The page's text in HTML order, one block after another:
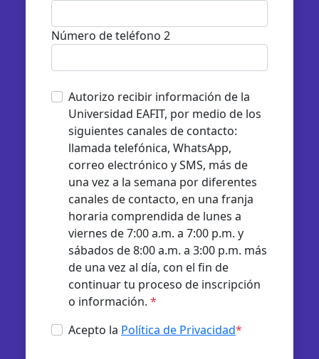
Número de teléfono 2
Autorizo recibir información de la
Universidad EAFIT, por medio de los
siguientes canales de contacto:
llamada telefónica, WhatsApp,
correo electrónico y SMS, más de
una vez a la semana por diferentes
canales de contacto, en una franja
horaria comprendida de lunes a
viernes de 7:00 a.m. a 7:00 p.m. y
sábados de 8:00 a.m. a 3:00 p.m. más
de una vez al día, con el fin de
continuar tu proceso de inscripción
o información. *
Acepto la Política de Privacidad*